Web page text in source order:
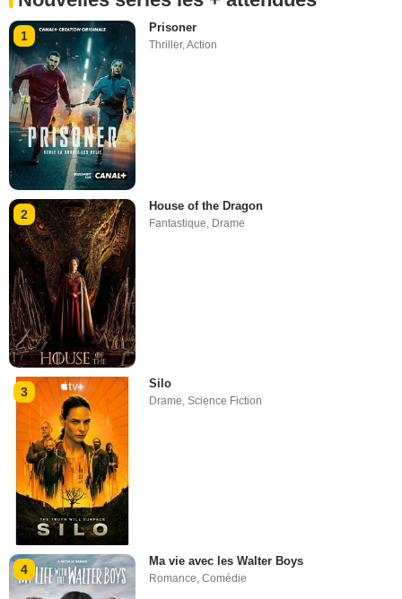
1
Prisoner
Thriller,Action
2
House of the Dragon
Fantastique Drame
3
Silo
Drame,Science Fiction
4
Ma vie avec les Walter Boys
Romance,Comédie